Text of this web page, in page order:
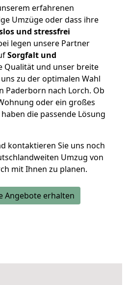
erfahrenen
Umzüge oder dass ihre
und stressfrei
legen unsere Partner
Sorgfalt und
Qualität und unser breite
zu der optimalen Wahl
Paderborn nach Lorch. Ob
oder ein großes
die passende Lösung
kontaktieren Sie uns noch
Umzug von
mit Ihnen zu planen.
Angebote erhalten